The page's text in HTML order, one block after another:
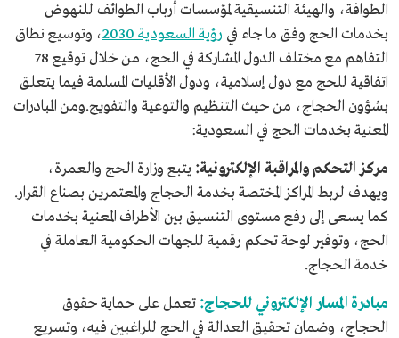
الطوافة، والهيئة التنسيقية لمؤسسات أرباب الطوائف للنهوض
بخدمات الحج وفق ما جاء في رؤية السعودية 2030
، وتوسيع نطاق
التفاهم مع مختلف الدول المشاركة في الحج، من خلال توقيع 78
اتفاقية للحج مع دول إسلامية، ودول الأقليات المسلمة فيما يتعلق
بشؤون الحجاج، من حيث التنظيم والتوعية والتفويج.ومن المبادرات
المعنية بخدمات الحج في السعودية:
مركز التحكم والمراقبة الإلكترونية: يتبع وزارة الحج والعمرة،
ويهدف لربط المراكز المختصة بخدمة الحجاج والمعتمرين بصناع القرار.
كما يسعى إلى رفع مستوى التنسيق بين الأطراف المعنية بخدمات
الحج، وتوفير لوحة تحكم رقمية للجهات الحكومية العاملة في
خدمة الحجاج.
مبادرة المسار الإلكتروني للحجاج: تعمل على حماية حقوق
الحجاج، وضمان تحقيق العدالة في الحج للراغبين فيه، وتسريع